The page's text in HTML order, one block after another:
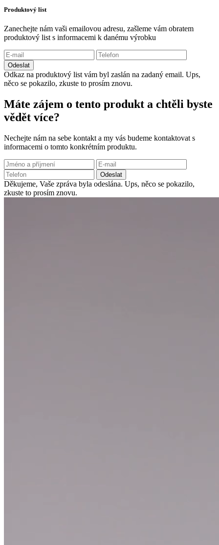
Produktový list
Zanechejte nám vaši emailovou adresu, zašleme vám obratem
produktový list s informacemi k danému výrobku
Odeslat
Odkaz na produktový list vám byl zaslán na zadaný email. Ups,
něco se pokazilo, zkuste to prosím znovu.
Máte zájem o tento produkt a chtěli byste
vědět více?
Nechejte nám na sebe kontakt a my vás budeme kontaktovat s
informacemi o tomto konkrétním produktu.
Odeslat
Děkujeme, Vaše zpráva byla odeslána. Ups, něco se pokazilo,
zkuste to prosím znovu.